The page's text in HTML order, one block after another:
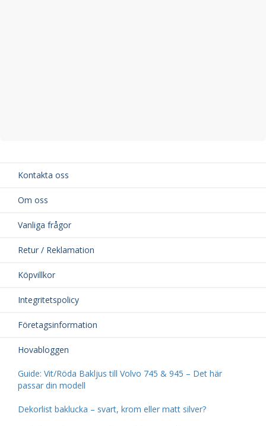
Kontakta oss
Om oss
Vanliga frågor
Retur / Reklamation
Köpvillkor
Integritetspolicy
Företagsinformation
Hovabloggen
Guide: Vit/Röda Bakljus till Volvo 745 & 945 – Det här
passar din modell
Dekorlist baklucka – svart, krom eller matt silver?